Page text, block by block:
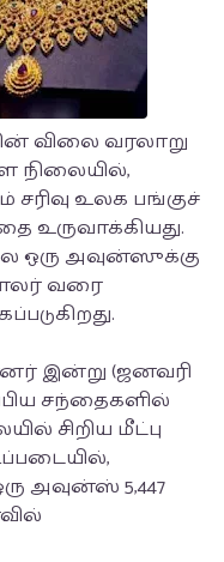
விலை வரலாறு
நிலையில்,
உலக பங்குச்
உருவாக்கியது.
ஒரு அவுன்ஸுக்கு
வரை
இன்று (ஜனவரி
சந்தைகளில்
சிறிய மீட்பு
அவுன்ஸ் 5,447